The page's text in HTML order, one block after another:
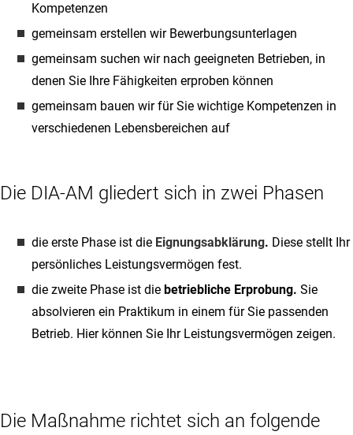
Kompetenzen
gemeinsam erstellen wir Bewerbungsunterlagen
gemeinsam suchen wir nach geeigneten Betrieben, in
denen Sie Ihre Fähigkeiten erproben können
gemeinsam bauen wir für Sie wichtige Kompetenzen in
verschiedenen Lebensbereichen auf
Die DIA-AM gliedert sich in zwei Phasen
die erste Phase ist die Eignungsabklärung. Diese stellt Ihr
persönliches Leistungsvermögen fest.
die zweite Phase ist die betriebliche Erprobung. Sie
absolvieren ein Praktikum in einem für Sie passenden
Betrieb. Hier können Sie Ihr Leistungsvermögen zeigen.
Die Maßnahme richtet sich an folgende